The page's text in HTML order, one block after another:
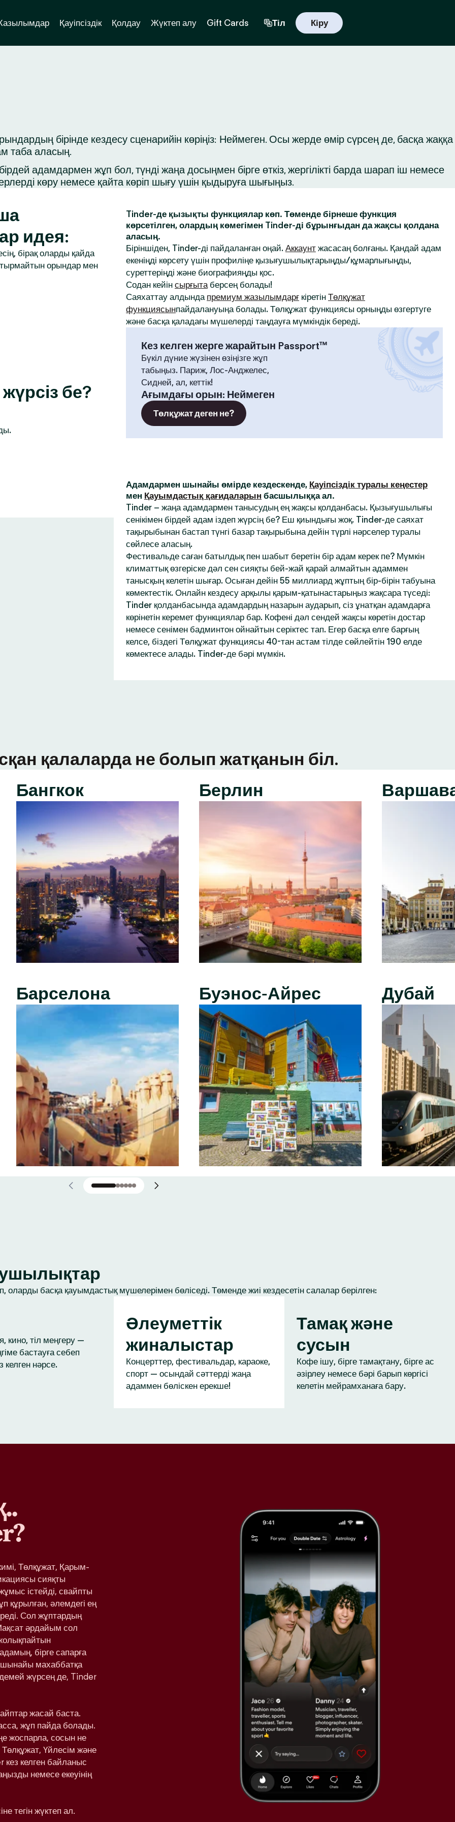
Қауіпсіздік Қолдау Жүктеп алу Gift Cards Тіл Кіру
бірінде кездесу сценарийін көріңіз: Неймеген. Осы жерде өмір сүрсең де, басқа жаққа
таба аласың.
адамдармен жұп бол, түнді жаңа досыңмен бірге өткіз, жергілікті барда шарап іш немесе
көру немесе қайта көріп шығу үшін қыдыруға шығыңыз.
идея:
бірақ оларды қайда
орындар мен
бе?
Tinder-де қызықты функциялар көп. Төменде бірнеше функция
көрсетілген, олардың көмегімен Tinder-ді бұрынғыдан да жақсы қолдана
аласың.
Біріншіден, Tinder-ді пайдаланған оңай. Аккаунт жасасаң болғаны. Қандай адам
екеніңді көрсету үшін профиліңе қызығушылықтарыңды/құмарлығыңды,
суреттеріңді және биографияңды қос.
Содан кейін сырғытаберсең болады!
Саяхаттау алдында премиум жазылымдарғ кіретін Төлқұжат
функциясынпайдалануыңа болады. Төлқұжат функциясы орныңды өзгертуге
және басқа қаладағы мүшелерді таңдауға мүмкіндік береді.
Кез келген жерге жарайтын Passport™
Бүкіл дүние жүзінен өзіңізге жұп
табыңыз. Париж, Лос-Анджелес,
Сидней, ал, кеттік!
Ағымдағы орын: Неймеген
Төлқұжат деген не?
Адамдармен шынайы өмірде кездескенде, Қауіпсіздік туралы кеңестер
мен Қауымдастық қағидаларын басшылыққа ал.
Tinder – жаңа адамдармен танысудың ең жақсы қолданбасы. Қызығушылығы
сенікімен бірдей адам іздеп жүрсің бе? Еш қиындығы жоқ. Tinder-де саяхат
тақырыбынан бастап түнгі базар тақырыбына дейін түрлі нәрселер туралы
сөйлесе аласың.
Фестивальде саған батылдық пен шабыт беретін бір адам керек пе? Мүмкін
климаттық өзгеріске дәл сен сияқты бей-жай қарай алмайтын адаммен
танысқың келетін шығар. Осыған дейін 55 миллиард жұптың бір-бірін табуына
көмектестік. Онлайн кездесу арқылы қарым-қатынастарыңыз жақсара түседі:
Tinder қолданбасында адамдардың назарын аударып, сіз ұнатқан адамдарға
көрінетін керемет функциялар бар. Кофені дәл сендей жақсы көретін достар
немесе сенімен бадминтон ойнайтын серіктес тап. Егер басқа елге барғың
келсе, біздегі Төлқұжат функциясы 40-тан астам тілде сөйлейтін 190 елде
көмектесе алады. Tinder-де бәрі мүмкін.
қалаларда не болып жатқанын біл.
Бангкок
Барселона
Берлин
Буэнос-Айрес Дубай
басқа қауымдастық мүшелерімен бөліседі. Төменде жиі кездесетін салалар берілген:
кино, тіл меңгеру —
бастауға себеп
келген нәрсе.
Әлеуметтік
жиналыстар
Концерттер, фестивальдар, караоке,
спорт — осындай сәттерді жаңа
адаммен бөліскен ерекше!
Тамақ және
сусын
Кофе ішу, бірге тамақтану, бірге ас
әзірлеу немесе бәрі барып көргісі
келетін мейрамханаға бару.
Төлқұжат, Қарым-
сияқты
істейді, свайпты
құрылған, әлемдегі ең
Сол жұптардың
әрдайым сол
бірге сапарға
шынайы махаббатқа
жүрсең де, Tinder
жасай баста.
жұп пайда болады.
жоспарла, сосын не
Үйлесім және
келген байланыс
немесе екеуінің
тегін жүктеп ал.